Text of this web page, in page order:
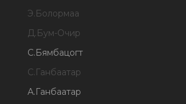
Э.Болормаа
Д.Бум-Очир
С.Бямбацогт
С.Ганбаатар
А.Ганбаатар